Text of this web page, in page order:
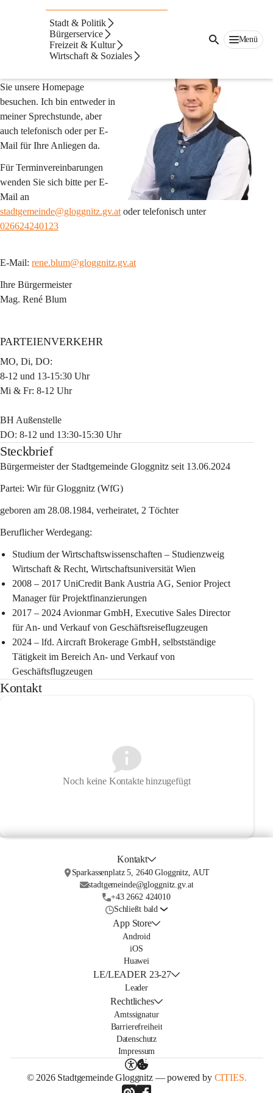
Stadt & Politik
Bürgerservice
Freizeit & Kultur
Wirtschaft & Soziales
Menü
Bürgermeister
Mag. Blum René
Als Bürgermeister der Stadt
Sie unsere Homepage
besuchen. Ich bin entweder in
meiner Sprechstunde, aber
auch telefonisch oder per E-
Mail für Ihre Anliegen da.
Für Terminvereinbarungen
wenden Sie sich bitte per E-
Mail an
stadtgemeinde@gloggnitz.gv.at oder telefonisch unter
026624240123
E-Mail: rene.blum@gloggnitz.gv.at
Ihre Bürgermeister
Mag. René Blum
PARTEIENVERKEHR
MO, Di, DO:
8-12 und 13-15:30 Uhr
Mi & Fr: 8-12 Uhr
BH Außenstelle
DO: 8-12 und 13:30-15:30 Uhr
Steckbrief
Bürgermeister der Stadtgemeinde Gloggnitz seit 13.06.2024
Partei: Wir für Gloggnitz (WfG)
geboren am 28.08.1984, verheiratet, 2 Töchter
Beruflicher Werdegang:
Studium der Wirtschaftswissenschaften – Studienzweig
Wirtschaft & Recht, Wirtschaftsuniversität Wien
2008 – 2017 UniCredit Bank Austria AG, Senior Project
Manager für Projektfinanzierungen
2017 – 2024 Avionmar GmbH, Executive Sales Director
für An- und Verkauf von Geschäftsreiseflugzeugen
2024 – lfd. Aircraft Brokerage GmbH, selbstständige
Tätigkeit im Bereich An- und Verkauf von
Geschäftsflugzeugen
Kontakt
Noch keine Kontakte hinzugefügt
Kontakt
Sparkassenplatz 5, 2640 Gloggnitz, AUT
stadtgemeinde@gloggnitz.gv.at
+43 2662 424010
Schließt bald
App Store
Android
iOS
Huawei
LE/LEADER 23-27
Leader
Rechtliches
Amtssignatur
Barrierefreiheit
Datenschutz
Impressum
© 2026 Stadtgemeinde Gloggnitz — powered by CITIES.